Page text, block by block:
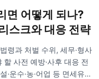
면 어떻게 되나?
스크와 대응 전략
령과 처벌 수위, 세무·형사
사전 예방·사후 대응 전
운수·농·어업 등 면세유를